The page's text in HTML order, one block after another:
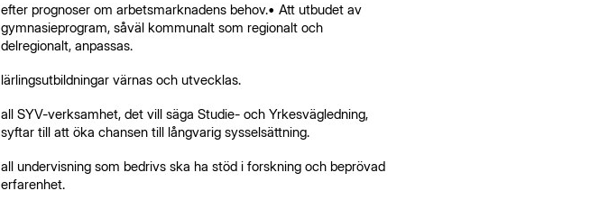
efter prognoser om arbetsmarknadens behov.• Att utbudet av
gymnasieprogram, såväl kommunalt som regionalt och
delregionalt, anpassas.
lärlingsutbildningar värnas och utvecklas.
all SYV-verksamhet, det vill säga Studie- och Yrkesvägledning,
syftar till att öka chansen till långvarig sysselsättning.
all undervisning som bedrivs ska ha stöd i forskning och beprövad
erfarenhet.